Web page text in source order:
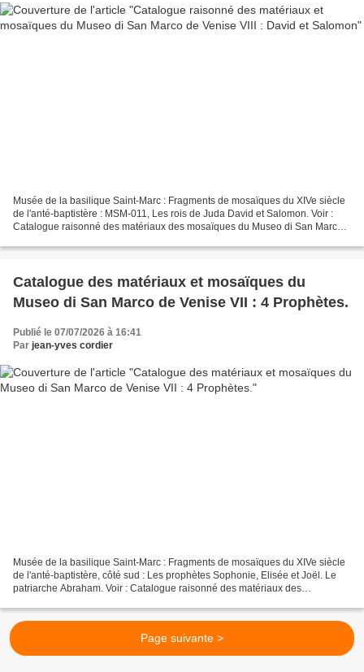
Musée de la basilique Saint-Marc : Fragments de mosaïques du XIVe siècle
de l'anté-baptistère : MSM-011, Les rois de Juda David et Salomon. Voir :
Catalogue raisonné des matériaux des mosaïques du Museo di San Marco
Catalogue des matériaux et mosaïques du
Museo di San Marco de Venise VII : 4 Prophètes.
Publié le 07/07/2026 à 16:41
Par jean-yves cordier
Musée de la basilique Saint-Marc : Fragments de mosaïques du XIVe siècle
de l'anté-baptistère, côté sud : Les prophètes Sophonie, Elisée et Joël. Le
patriarche Abraham. Voir : Catalogue raisonné des matériaux des
Page suivante >